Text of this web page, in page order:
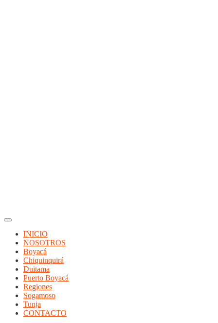
INICIO
NOSOTROS
Boyacá
Chiquinquirá
Duitama
Puerto Boyacá
Regiones
Sogamoso
Tunja
CONTACTO